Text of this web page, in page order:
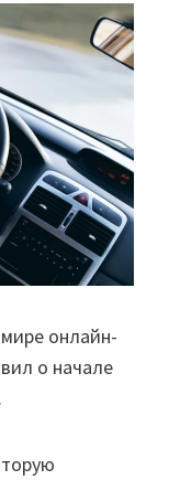
онлайн-
о начале